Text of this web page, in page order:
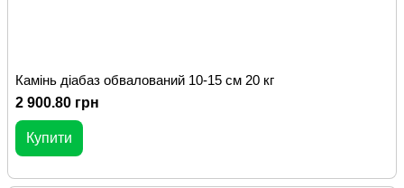
Камінь діабаз обвалований 10-15 см 20 кг
2 900.80 грн
Купити